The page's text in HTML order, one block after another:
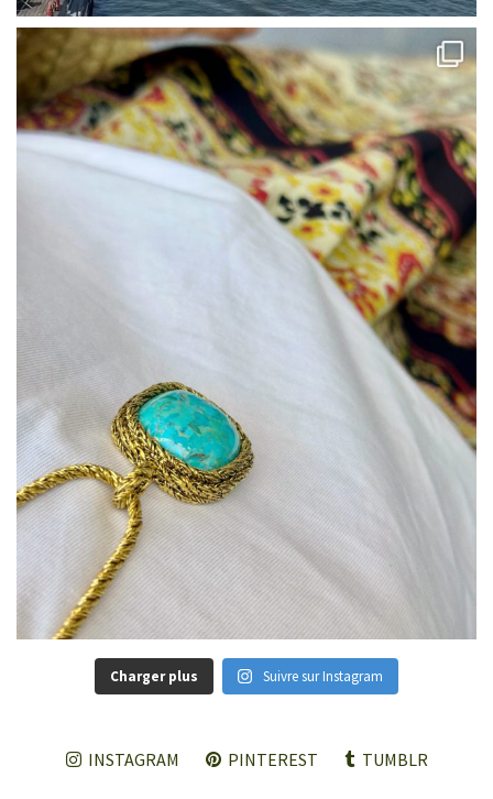
Charger plus Suivre sur Instagram
INSTAGRAM PINTEREST TUMBLR